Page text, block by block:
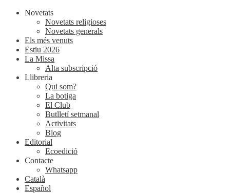
Novetats
Novetats religioses
Novetats generals
Els més venuts
Estiu 2026
La Missa
Alta subscripció
Llibreria
Qui som?
La botiga
El Club
Butlletí setmanal
Activitats
Blog
Editorial
Ecoedició
Contacte
Whatsapp
Català
Español